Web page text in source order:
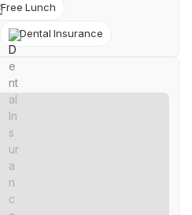
Free Lunch
Dental Insurance